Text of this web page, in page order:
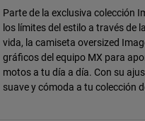
Parte de la exclusiva colección
los límites del estilo a través de
vida, la camiseta oversized
gráficos del equipo MX para
motos a tu día a día. Con su
suave y cómoda a tu colección